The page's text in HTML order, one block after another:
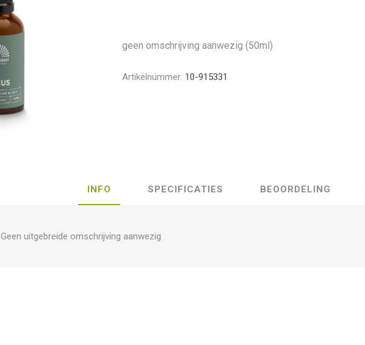
geen omschrijving aanwezig (50ml)
Artikelnummer: 10-915331
INFO SPECIFICATIES BEOORDELING
Geen uitgebreide omschrijving aanwezig